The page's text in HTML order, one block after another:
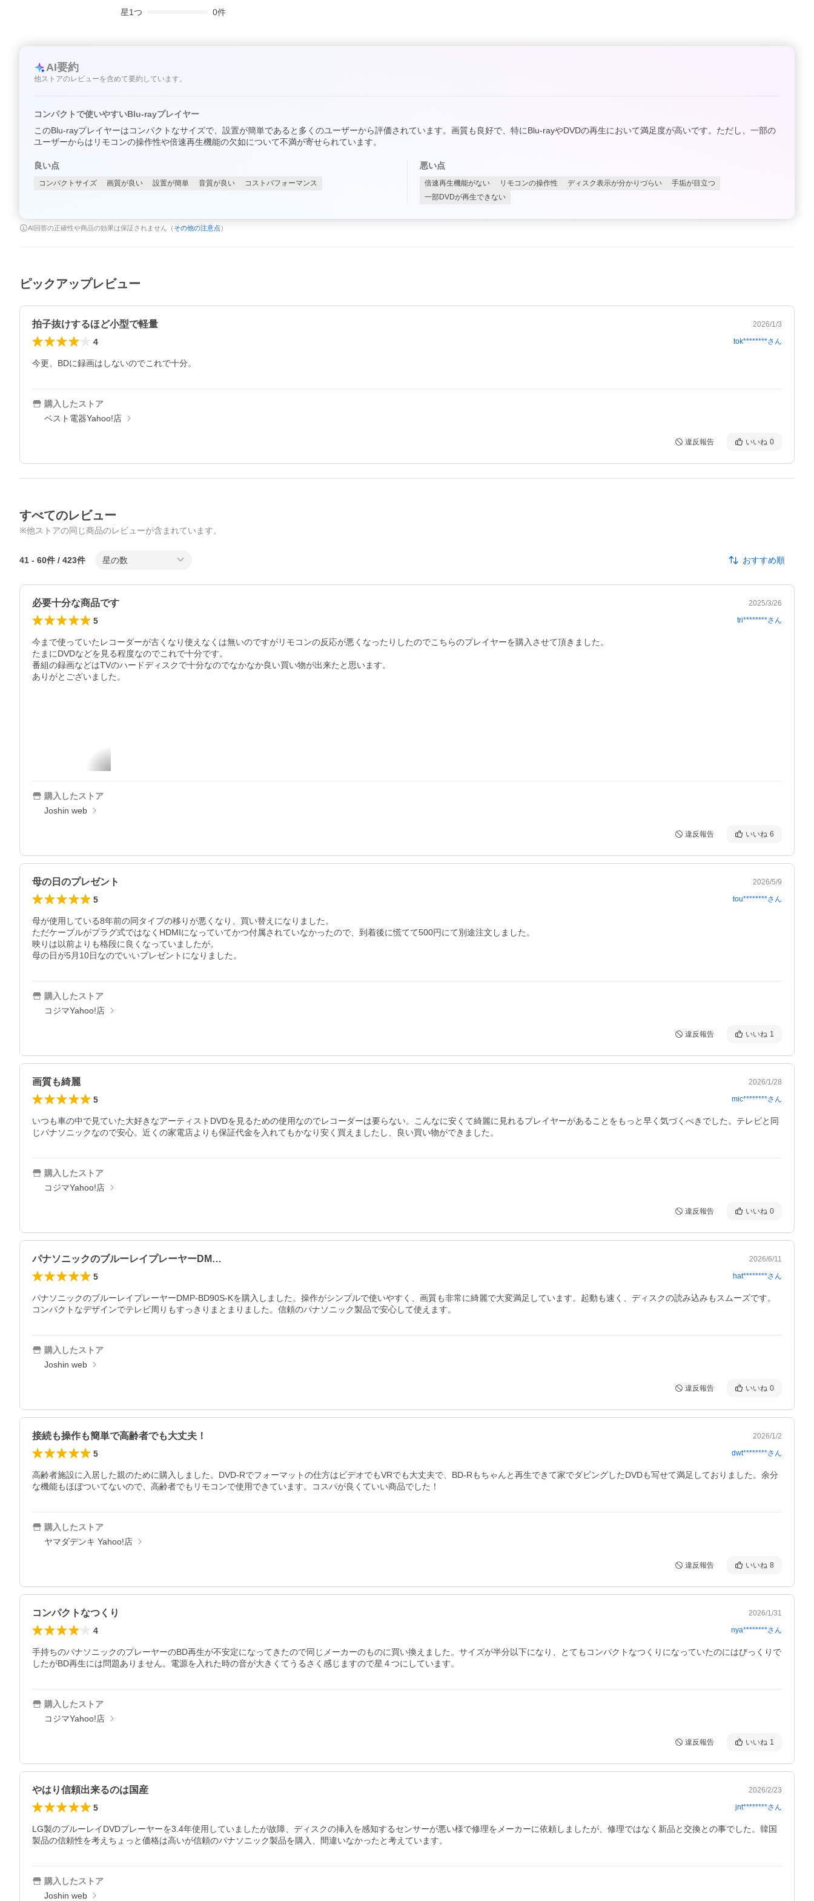
星1つ 0件
AI要約
他ストアのレビューを含めて要約しています。
コンパクトで使いやすいBlu-rayプレイヤー
このBlu-rayプレイヤーはコンパクトなサイズで、設置が簡単であると多くのユーザーから評価されています。画質も良好で、特にBlu-rayやDVDの再生において満足度が高いです。ただし、一部の
ユーザーからはリモコンの操作性や倍速再生機能の欠如について不満が寄せられています。
良い点
コンパクトサイズ 画質が良い 設置が簡単 音質が良い コストパフォーマンス
悪い点
倍速再生機能がない リモコンの操作性 ディスク表示が分かりづらい
手垢が目立つ
一部DVDが再生できない
AI回答の正確性や商品の効果は保証されません（ その他の注意点 ）
ピックアップレビュー
拍子抜けするほど小型で軽量 2026/1/3
4 tok********さん
購入したストア
ベスト電器Yahoo!店
違反報告 いいね 0
すべてのレビュー
※他ストアの同じ商品のレビューが含まれています。
41 - 60件 / 423件 星の数 おすすめ順
必要十分な商品です 2025/3/26
5 tri********さん
今まで使っていたレコーダーが古くなり使えなくは無いのですがリモコンの反応が悪くなったりしたのでこちらのプレイヤーを購入させて頂きました。
たまにDVDなどを見る程度なのでこれで十分です。
番組の録画などはTVのハードディスクで十分なのでなかなか良い買い物が出来たと思います。
ありがとございました。
購入したストア
Joshin web
違反報告 いいね 6
母の日のプレゼント 2026/5/9
5 tou********さん
母が使用している8年前の同タイプの移りが悪くなり、買い替えになりました。
ただケーブルがプラグ式ではなくHDMIになっていてかつ付属されていなかったので、到着後に慌てて500円にて別途注文しました。
映りは以前よりも格段に良くなっていましたが。
母の日が5月10日なのでいいプレゼントになりました。
購入したストア
コジマYahoo!店
違反報告 いいね 1
画質も綺麗 2026/1/28
5 mic********さん
いつも車の中で見ていた大好きなアーティストDVDを見るための使用なのでレコーダーは要らない。こんなに安くて綺麗に見れるプレイヤーがあることをもっと早く気づくべきでした。テレビと同
購入したストア
コジマYahoo!店
違反報告 いいね 0
パナソニックのブルーレイプレーヤーDM… 2026/6/11
5 hat********さん
パナソニックのブルーレイプレーヤーDMP-BD90S-Kを購入しました。操作がシンプルで使いやすく、画質も非常に綺麗で大変満足しています。起動も速く、ディスクの読み込みもスムーズです。
コンパクトなデザインでテレビ周りもすっきりまとまりました。信頼のパナソニック製品で安心して使えます。
購入したストア
Joshin web
違反報告 いいね 0
接続も操作も簡単で高齢者でも大丈夫！ 2026/1/2
5 dwt********さん
高齢者施設に入居した親のために購入しました。DVD-Rでフォーマットの仕方はビデオでもVRでも大丈夫で、BD-Rもちゃんと再生できて家でダビングしたDVDも写せて満足しておりました。余分
な機能もほぼついてないので、高齢者でもリモコンで使用できています。コスパが良くていい商品でした！
購入したストア
ヤマダデンキ Yahoo!店
違反報告 いいね 8
コンパクトなつくり 2026/1/31
4 nya********さん
手持ちのパナソニックのプレーヤーのBD再生が不安定になってきたので同じメーカーのものに買い換えました。サイズが半分以下になり、とてもコンパクトなつくりになっていたのにはびっくりで
したがBD再生には問題ありません。電源を入れた時の音が大きくてうるさく感じますので星４つにしています。
購入したストア
コジマYahoo!店
違反報告 いいね 1
やはり信頼出来るのは国産 2026/2/23
5 jnt********さん
LG製のブルーレイDVDプレーヤーを3.4年使用していましたが故障、ディスクの挿入を感知するセンサーが悪い様で修理をメーカーに依頼しましたが、修理ではなく新品と交換との事でした。韓国
製品の信頼性を考えちょっと価格は高いが信頼のパナソニック製品を購入、間違いなかったと考えています。
購入したストア
Joshin web